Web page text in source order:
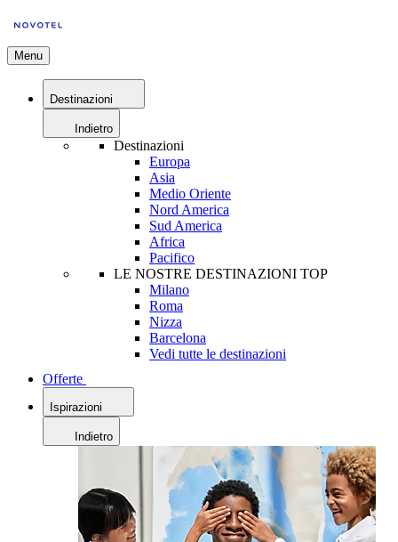
Menu
Destinazioni
Indietro
Destinazioni
Europa
Asia
Medio Oriente
Nord America
Sud America
Africa
Pacifico
LE NOSTRE DESTINAZIONI TOP
Milano
Roma
Nizza
Barcelona
Vedi tutte le destinazioni
Offerte
Ispirazioni
Indietro